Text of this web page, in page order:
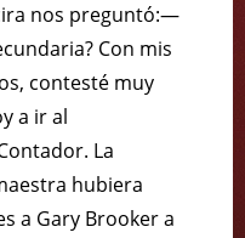
nos preguntó:—
Con mis
contesté muy
a ir al
La
hubiera
a Gary Brooker a